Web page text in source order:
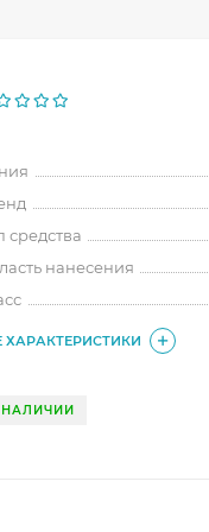
средства
нанесения
ХАРАКТЕРИСТИКИ
НАЛИЧИИ